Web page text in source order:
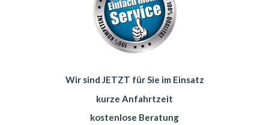
Wir sind JETZT für Sie im Einsatz
kurze Anfahrtzeit
kostenlose Beratung